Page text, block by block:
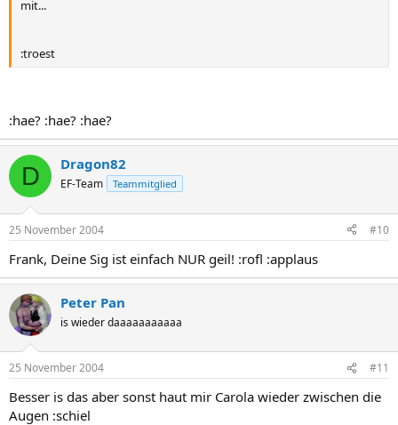
mit...
:troest
:hae? :hae? :hae?
D Dragon82
EF-Team Teammitglied
25 November 2004 #10
Frank, Deine Sig ist einfach NUR geil! :rofl :applaus
Peter Pan
is wieder daaaaaaaaaaa
25 November 2004 #11
Besser is das aber sonst haut mir Carola wieder zwischen die
Augen :schiel